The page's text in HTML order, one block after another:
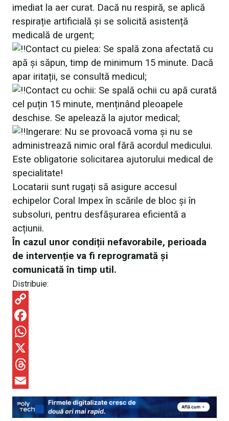
imediat la aer curat. Dacă nu respiră, se aplică
respirație artificială și se solicită asistență
medicală de urgent;
Contact cu pielea: Se spală zona afectată cu
apă și săpun, timp de minimum 15 minute. Dacă
apar iritații, se consultă medicul;
Contact cu ochii: Se spală ochii cu apă curată
cel puțin 15 minute, menținând pleoapele
deschise. Se apelează la ajutor medical;
Ingerare: Nu se provoacă voma și nu se
administrează nimic oral fără acordul medicului.
Este obligatorie solicitarea ajutorului medical de
specialitate!
Locatarii sunt rugați să asigure accesul
echipelor Coral Impex în scările de bloc și în
subsoluri, pentru desfășurarea eficientă a
acțiunii.
În cazul unor condiții nefavorabile, perioada
de intervenție va fi reprogramată și
comunicată în timp util.
Distribuie:
C
o
p
y
L
i
F
a
c
e
b
W
h
a
t
X
T
h
E